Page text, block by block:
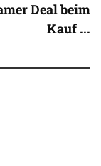
Deal beim
Kauf ...